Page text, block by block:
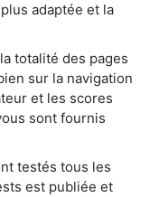
adaptée et la
totalité des pages
sur la navigation
et les scores
sont fournis
testés tous les
est publiée et